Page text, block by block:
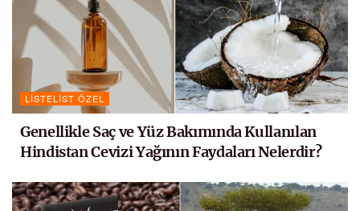
LISTELIST ÖZEL
Genellikle Saç ve Yüz Bakımında Kullanılan
Hindistan Cevizi Yağının Faydaları Nelerdir?